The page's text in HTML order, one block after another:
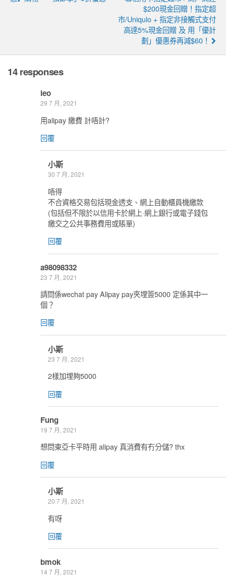
$200現金回贈！指定超
市/Uniqulo + 指定非接觸式支付
高達5%現金回贈 及 用「優計
劃」優惠券再減$60！
14 responses
leo
29 7 月, 2021
用alipay 繳費 計唔計?
回覆
小斯
30 7 月, 2021
唔得
不合資格交易包括現金透支、網上自動櫃員機繳款
(包括但不限於以信用卡於網上·網上銀行或電子錢包
繳交之公共事務費用或賬單)
回覆
a98098332
23 7 月, 2021
請問係wechat pay Alipay pay夾埋簽5000 定係其中一
個？
回覆
小斯
23 7 月, 2021
2樣加埋夠5000
回覆
Fung
19 7 月, 2021
想問東亞卡平時用 alipay 真消費有冇分儲? thx
回覆
小斯
20 7 月, 2021
有呀
回覆
bmok
14 7 月, 2021